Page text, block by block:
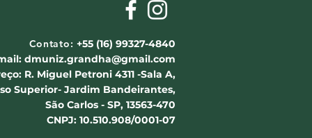
Contato: +55 (16) 99327-4840
dmuniz.grandha@gmail.com
R. Miguel Petroni 4311 -Sala A,
Superior- Jardim Bandeirantes,
São Carlos - SP, 13563-470
CNPJ: 10.510.908/0001-07